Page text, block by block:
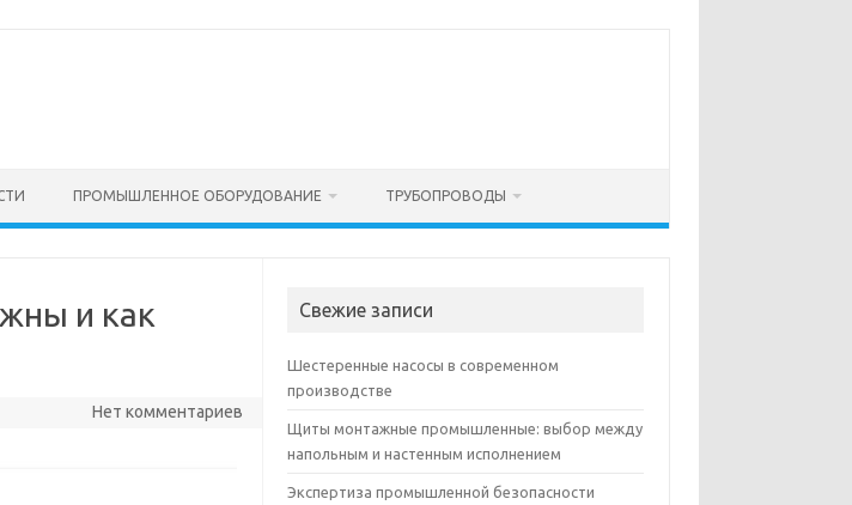
ПРОМЫШЛЕННОЕ ОБОРУДОВАНИЕ ТРУБОПРОВОДЫ
и как
Нет комментариев
Свежие записи
Шестеренные насосы в современном
производстве
Щиты монтажные промышленные: выбор между
напольным и настенным исполнением
Экспертиза промышленной безопасности